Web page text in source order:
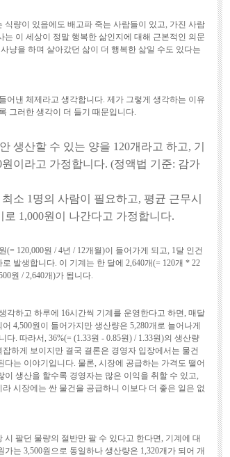
량이 있음에도 배고파 죽는 사람들이 있고, 가진 사람
이 세상이 정말 행복한 삶인지에 대해 근본적인 의문
냥을 하며 살아갔던 삶이 더 행복한 삶일 수도 있다는
어낸 체제라고 생각합니다. 제가 그렇게 생각하는 이유
그러한 생각이 더 들기 때문입니다.
생산할 수 있는 양을 120개라고 하고, 기
이라고 가정합니다. (정액법 기준: 감가
소 1명의 사람이 필요하고, 평균 근무시
1,000원이 나간다고 가정합니다.
(= 120,000원 / 4년 / 12개월)이 들어가게 되고, 1달 인건
발생합니다. 이 기계는 한 달에 2,640개(= 120개 * 22
원 / 2,640개)가 됩니다.
각하고 하루에 16시간씩 기계를 운영한다고 하면, 매달
4,500원이 들어가지만 생산량은 5,280개로 늘어나게
다. 따라서, 36%(= (1.33원 - 0.85원) / 1.33원)의 생산량
하게 보이지만 결국 결론은 경영자 입장에서는 물건
는 이야기입니다. 물론, 시장에 공급하는 가격도 떨어
생산을 할수록 경영자는 많은 이익을 취할 수 있고,
시장에는 싼 물건을 공급하니 이보다 더 좋은 일은 없
팔던 물량의 절반만 팔 수 있다고 한다면, 기계에 대
가는 3,500원으로 동일하나 생산량은 1,320개가 되어 개